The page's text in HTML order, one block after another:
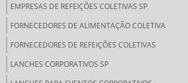
EMPRESAS DE REFEIÇÕES COLETIVAS SP
FORNECEDORES DE ALIMENTAÇÃO COLETIVA
FORNECEDORES DE REFEIÇÕES COLETIVAS
LANCHES CORPORATIVOS SP